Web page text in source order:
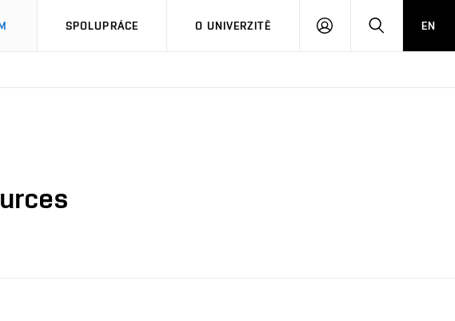
SPOLUPRÁCE O UNIVERZITĚ
PŘIHLÁSIT HLEDATEN